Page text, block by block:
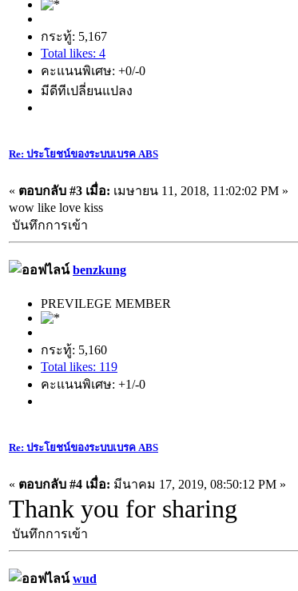
กระทู้: 5,167
Total likes: 4
คะแนนพิเศษ: +0/-0
มีดีทีเปลี่ยนแปลง
Re: ประโยชน์ของระบบเบรค ABS
« ตอบกลับ #3 เมื่อ: เมษายน 11, 2018, 11:02:02 PM »
wow like love kiss
บันทึกการเข้า
benzkung
PREVILEGE MEMBER
กระทู้: 5,160
Total likes: 119
คะแนนพิเศษ: +1/-0
Re: ประโยชน์ของระบบเบรค ABS
« ตอบกลับ #4 เมื่อ: มีนาคม 17, 2019, 08:50:12 PM »
Thank you for sharing
บันทึกการเข้า
wud